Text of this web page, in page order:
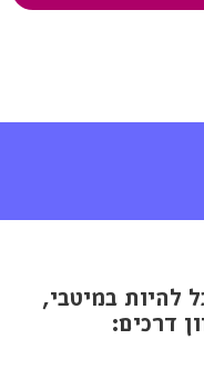
להיות במיטבי,
דרכים: